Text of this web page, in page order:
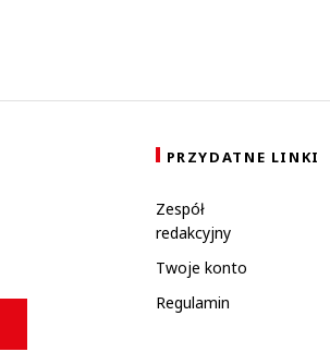
PRZYDATNE LINKI
Zespół
redakcyjny
Twoje konto
Regulamin